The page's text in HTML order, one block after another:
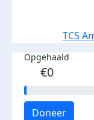
TCS
Opgehaald
€0
Doneer